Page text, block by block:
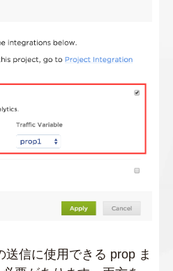
信に使用できる prop ま